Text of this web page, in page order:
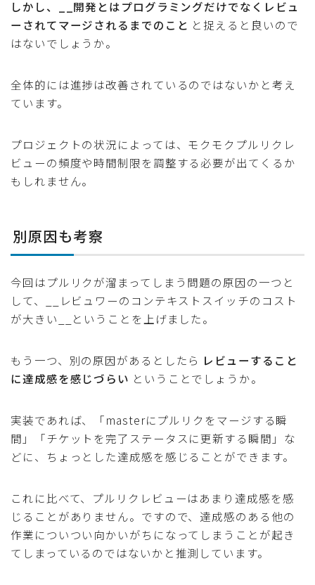
しかし、__開発とはプログラミングだけでなくレビュ
ーされてマージされるまでのこと と捉えると良いので
はないでしょうか。
全体的には進捗は改善されているのではないかと考え
ています。
プロジェクトの状況によっては、モクモクプルリクレ
ビューの頻度や時間制限を調整する必要が出てくるか
もしれません。
別原因も考察
今回はプルリクが溜まってしまう問題の原因の一つと
して、__レビュワーのコンテキストスイッチのコスト
が大きい__ということを上げました。
もう一つ、別の原因があるとしたら レビューすること
に達成感を感じづらい ということでしょうか。
実装であれば、「masterにプルリクをマージする瞬
間」「チケットを完了ステータスに更新する瞬間」な
どに、ちょっとした達成感を感じることができます。
これに比べて、プルリクレビューはあまり達成感を感
じることがありません。ですので、達成感のある他の
作業についつい向かいがちになってしまうことが起き
てしまっているのではないかと推測しています。